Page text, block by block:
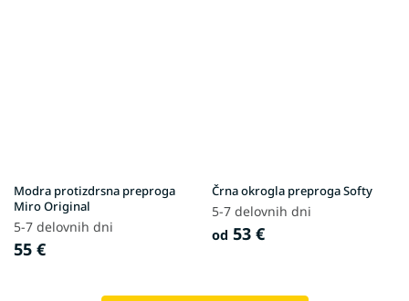
Modra protizdrsna preproga
Miro Original
5-7 delovnih dni
55 €
Črna okrogla preproga Softy
5-7 delovnih dni
od 53 €